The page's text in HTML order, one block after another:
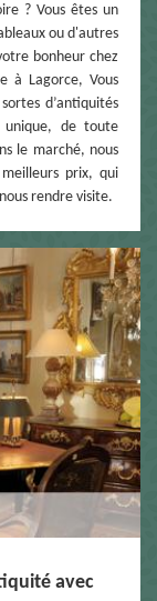
? Vous êtes un
ou d'autres
bonheur chez
à Lagorce, Vous
d’antiquités
unique, de toute
le marché, nous
prix, qui
rendre visite.
avec